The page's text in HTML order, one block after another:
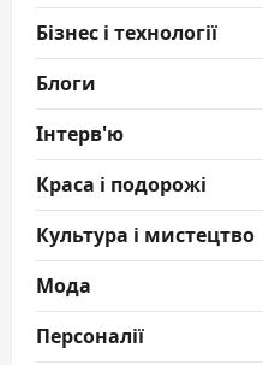
Бізнес і технології
Блоги
Інтерв'ю
Краса і подорожі
Культура і мистецтво
Мода
Персоналії